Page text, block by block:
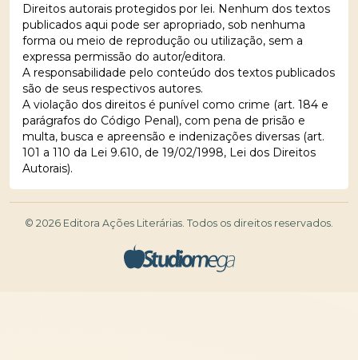
Direitos autorais protegidos por lei. Nenhum dos textos
publicados aqui pode ser apropriado, sob nenhuma
forma ou meio de reprodução ou utilização, sem a
expressa permissão do autor/editora.
A responsabilidade pelo conteúdo dos textos publicados
são de seus respectivos autores.
A violação dos direitos é punível como crime (art. 184 e
parágrafos do Código Penal), com pena de prisão e
multa, busca e apreensão e indenizações diversas (art.
101 a 110 da Lei 9.610, de 19/02/1998, Lei dos Direitos
Autorais).
© 2026 Editora Ações Literárias. Todos os direitos reservados.